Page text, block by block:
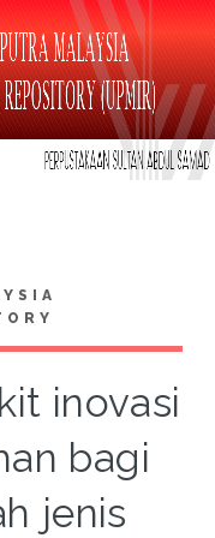
inovasi
bagi
jenis